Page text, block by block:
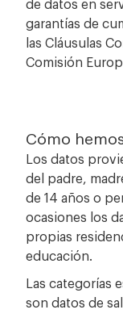
garantías de
las Cláusulas
Comisión
Cómo
Los datos
del padre,
de 14 años o
ocasiones los
propias
educación.
Las categorías
son datos de